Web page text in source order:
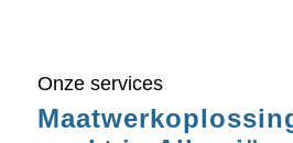
Onze services